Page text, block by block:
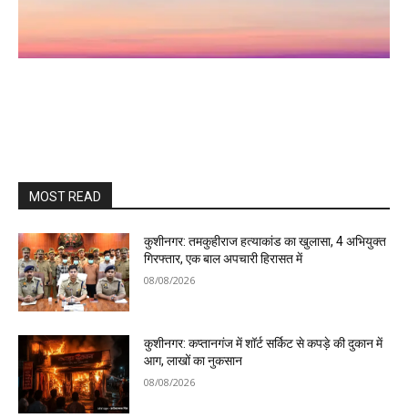
MOST READ
कुशीनगर: तमकुहीराज हत्याकांड का खुलासा, 4 अभियुक्त
गिरफ्तार, एक बाल अपचारी हिरासत में
08/08/2026
कुशीनगर: कप्तानगंज में शॉर्ट सर्किट से कपड़े की दुकान में
आग, लाखों का नुकसान
08/08/2026